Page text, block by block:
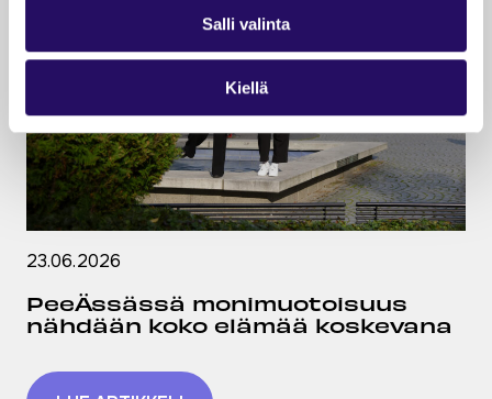
Salli valinta
Kiellä
23.06.2026
PeeÄssässä monimuotoisuus
nähdään koko elämää koskevana